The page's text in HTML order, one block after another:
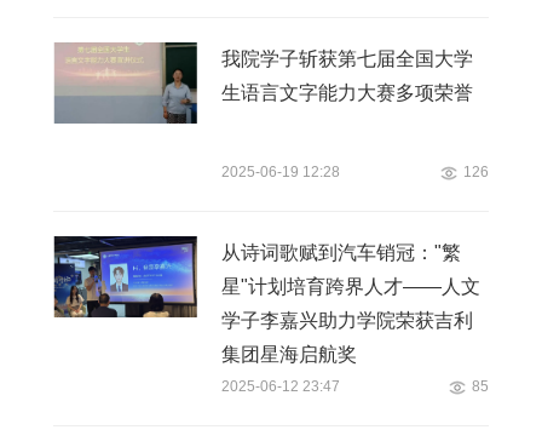
我院学子斩获第七届全国大学
生语言文字能力大赛多项荣誉
2025-06-19 12:28 126
从诗词歌赋到汽车销冠："繁
星"计划培育跨界人才——人文
学子李嘉兴助力学院荣获吉利
集团星海启航奖
2025-06-12 23:47 85